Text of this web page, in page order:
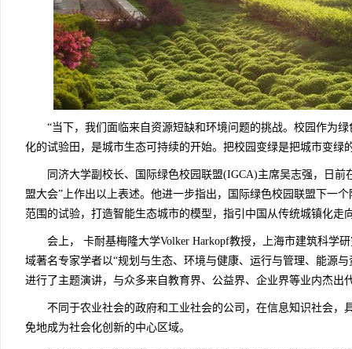
“当下，我们面临来自资源短缺和环境问题的挑战。校园作为绿
化的试验田，是城市生态可持续的开始。把校园变绿是把城市变绿
同济大学副校长、国际绿色校园联盟(IGCA)主席吴志强，日前
盟大会”上作出以上表述。他进一步指出，国际绿色校园联盟下一
范围的试验，打造智能生态城市的模型，指引中国从传统城镇化走
会上， 卡耐基梅隆大学Volker Harkopf教授，上海市建筑科学研
域著名专家学者以“规划与生态、环境与健康、运行与管理、能源
进行了主题演讲，与众多来自教育界、公益界、企业界等业内杰出
不同于农业社会的政府和工业社会的公司，在信息知识社会，
免地成为社会化创新的中心区域。